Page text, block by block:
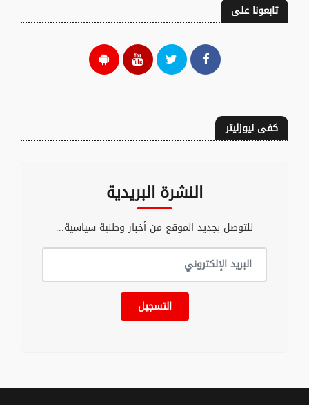
تابعونا على
كفى نيوزليتر
النشرة البريدية
للتوصل بجديد الموقع من أخبار وطنية سياسية...
التسجيل